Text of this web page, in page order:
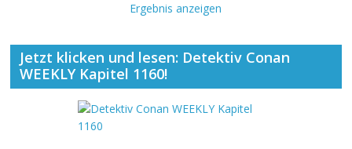
Ergebnis anzeigen
Jetzt klicken und lesen: Detektiv Conan
WEEKLY Kapitel 1160!